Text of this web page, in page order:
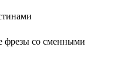
фрезы со сменными